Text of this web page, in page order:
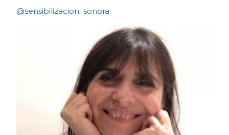
@sensibilizacion_sonora